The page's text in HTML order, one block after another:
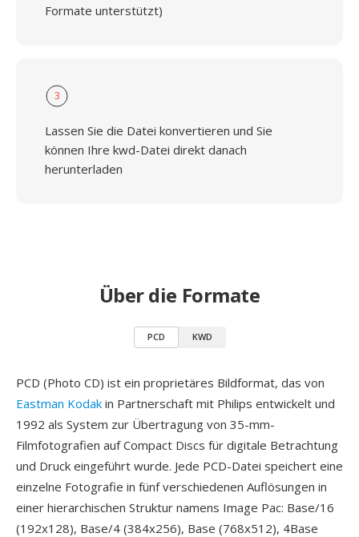
Formate unterstützt)
3
Lassen Sie die Datei konvertieren und Sie
können Ihre kwd-Datei direkt danach
herunterladen
Über die Formate
PCD KWD
PCD (Photo CD) ist ein proprietäres Bildformat, das von
Eastman Kodak in Partnerschaft mit Philips entwickelt und
1992 als System zur Übertragung von 35-mm-
Filmfotografien auf Compact Discs für digitale Betrachtung
und Druck eingeführt wurde. Jede PCD-Datei speichert eine
einzelne Fotografie in fünf verschiedenen Auflösungen in
einer hierarchischen Struktur namens Image Pac: Base/16
(192x128), Base/4 (384x256), Base (768x512), 4Base